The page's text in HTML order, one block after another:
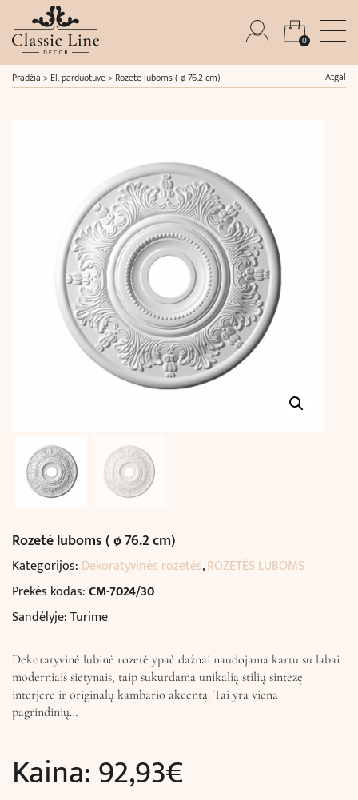
0
Pradžia > El. parduotuvė> Rozetė luboms ( ø 76.2 cm) Atgal
Rozetė luboms ( ø 76.2 cm)
Kategorijos: Dekoratyvinės rozetės,ROZETĖS LUBOMS
Prekės kodas:CM-7024/30
Sandėlyje: Turime
Dekoratyvinė lubinė rozetė ypač dažnai naudojama kartu su labai
moderniais sietynais, taip sukurdama unikalią stilių sintezę
interjere ir originalų kambario akcentą. Tai yra viena
pagrindinių…
Kaina:92,93€